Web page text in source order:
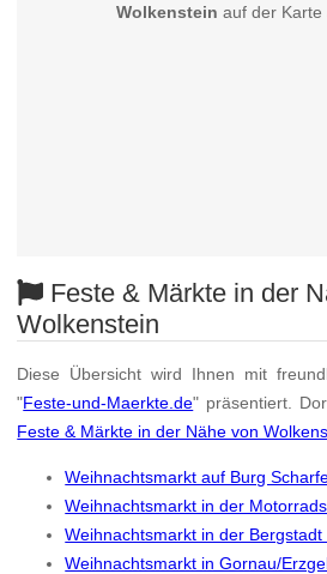
Wolkenstein auf der Karte
Feste & Märkte in der
Wolkenstein
Diese Übersicht wird Ihnen mit
"Feste-und-Maerkte.de" präsentiert.
Feste & Märkte in der Nähe von
Weihnachtsmarkt auf Burg
Weihnachtsmarkt in der
Weihnachtsmarkt in der
Weihnachtsmarkt in Gornau/